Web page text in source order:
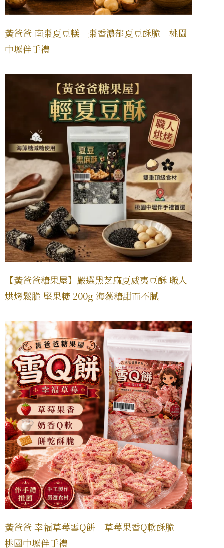
黃爸爸 南棗夏豆糕｜棗香濃郁夏豆酥脆｜桃園
中壢伴手禮
【黃爸爸糖果屋】嚴選黑芝麻夏威夷豆酥 職人
烘烤鬆脆 堅果糖 200g 海藻糖甜而不膩
黃爸爸 幸福草莓雪Q餅｜草莓果香Q軟酥脆｜
桃園中壢伴手禮